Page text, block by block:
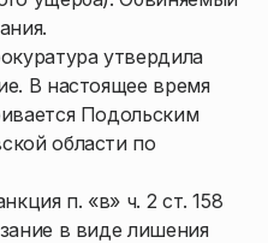
утвердила
В настоящее время
Подольским
области по
п. «в» ч. 2 ст. 158
в виде лишения